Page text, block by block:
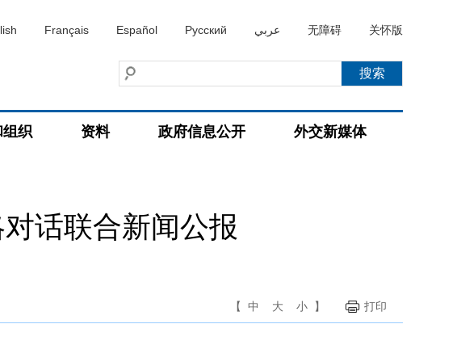
Français Español Русский عربي 无障碍 关怀版
组织 资料 政府信息公开 外交新媒体
话联合新闻公报
【 中 大 小 】 打印